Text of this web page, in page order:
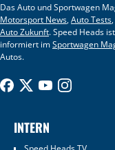
Das Auto und Sportwagen
Motorsport News,Auto Tests
Auto Zukunft. Speed Heads
informiert imSportwagen
Autos.
INTERN